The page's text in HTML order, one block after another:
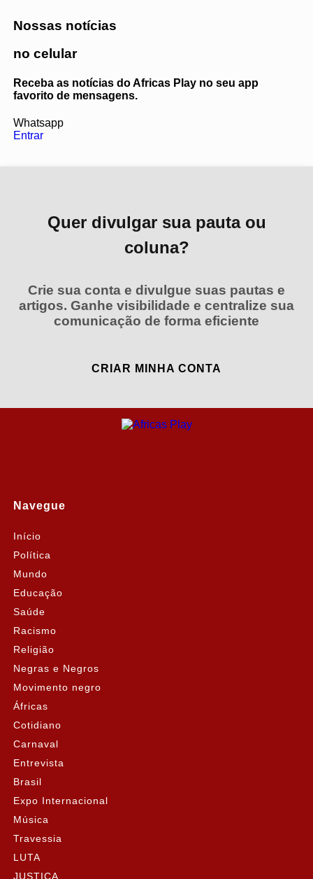
Nossas notícias
no celular
Receba as notícias do Africas Play no seu app
favorito de mensagens.
Whatsapp
Entrar
Quer divulgar sua pauta ou
coluna?
Crie sua conta e divulgue suas pautas e
artigos. Ganhe visibilidade e centralize sua
comunicação de forma eficiente
CRIAR MINHA CONTA
Navegue
Início
Política
Mundo
Educação
Saúde
Racismo
Religião
Negras e Negros
Movimento negro
Áfricas
Cotidiano
Carnaval
Entrevista
Brasil
Expo Internacional
Música
Travessia
LUTA
JUSTIÇA